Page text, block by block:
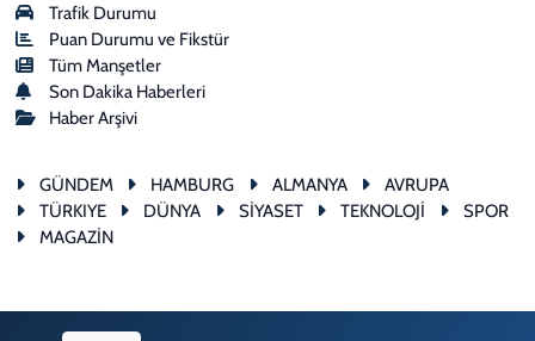
Trafik Durumu
Puan Durumu ve Fikstür
Tüm Manşetler
Son Dakika Haberleri
Haber Arşivi
GÜNDEM HAMBURG ALMANYA
AVRUPA
TÜRKIYE
DÜNYA SİYASET TEKNOLOJİ
SPOR
MAGAZİN